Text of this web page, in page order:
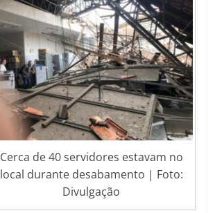
Cerca de 40 servidores estavam no
local durante desabamento | Foto:
Divulgação